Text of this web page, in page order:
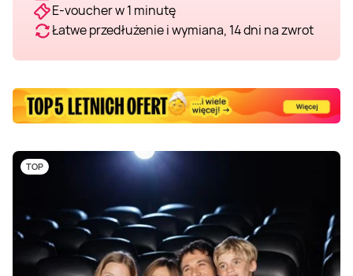
E-voucher w 1 minutę
Łatwe przedłużenie i wymiana, 14 dni na zwrot
TOP